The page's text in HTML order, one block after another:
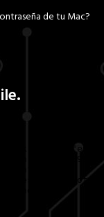
de tu Mac?